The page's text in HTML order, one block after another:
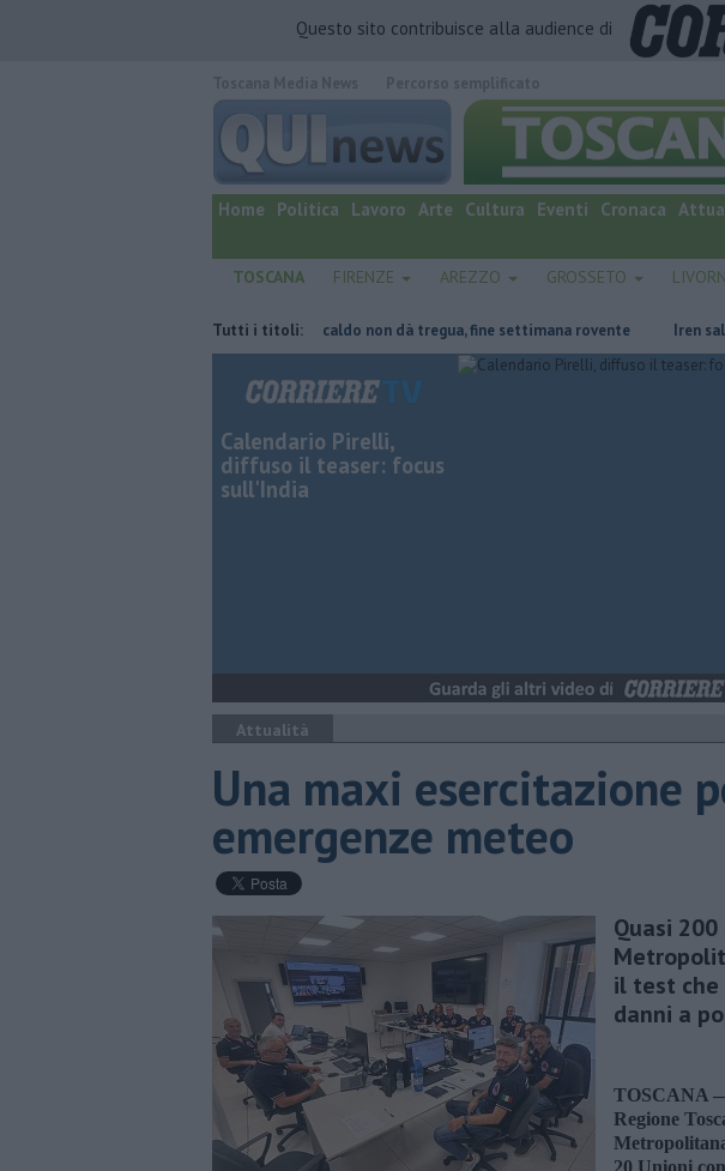
Questo sito contribuisce alla audience di
quotidiano online.
Home Politica Lavoro Arte Cultura Eventi Cronaca
TOSCANA FIRENZE AREZZO GROSSETO
Tutti i titoli:
Il grande caldo non dà tregua, fine settimana rovente Iren sale al 100% di
Calendario Pirelli,
diffuso il teaser: focus
sull'India
Attualità
Una maxi esercitazione
emergenze meteo
Quasi
il test che
danni a
TOSCANA
Regione
20 Unioni